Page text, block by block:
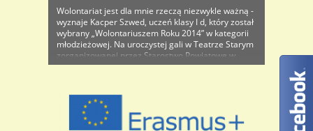
Wolontariat jest dla mnie rzeczą niezwykle ważną -
wyznaje Kacper Szwed, uczeń klasy I d, który został
wybrany „Wolontariuszem Roku 2014” w kategorii
młodzieżowej. Na uroczystej gali w Teatrze Starym
zorganizowanej przez Starostwo Powiatowe w
Bolesławcu – został uhonorowany razem z innymi
wyróżnienia. ..